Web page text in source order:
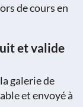
de cours en
et valide
galerie de
et envoyé à